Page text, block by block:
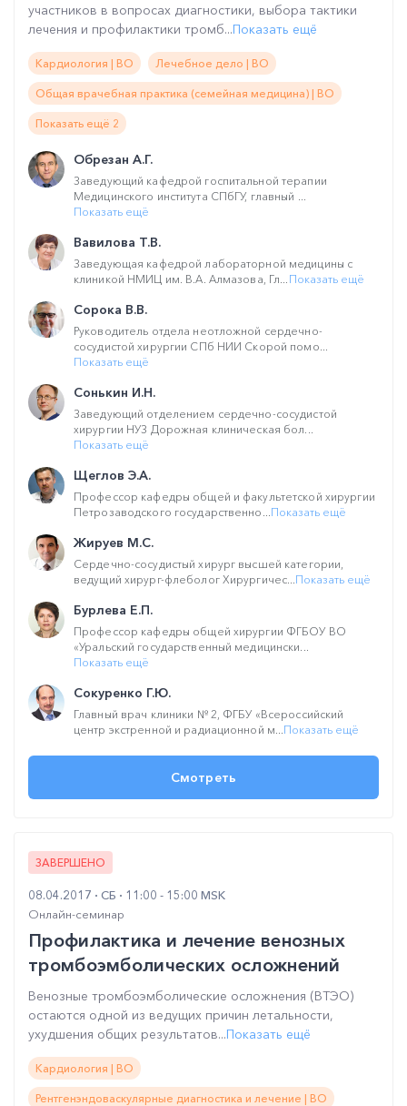
участников в вопросах диагностики, выбора тактики
лечения и профилактики тромб...Показать ещё
Кардиология | ВО Лечебное дело | ВО
Общая врачебная практика (семейная медицина) | ВО
Показать ещё 2
Обрезан А.Г.
Заведующий кафедрой госпитальной терапии
Медицинского института СПбГУ, главный ...
Показать ещё
Вавилова Т.В.
Заведующая кафедрой лабораторной медицины с
клиникой НМИЦ им. В.А. Алмазова, Гл... Показать ещё
Сорока В.В.
Руководитель отдела неотложной сердечно-
сосудистой хирургии СПб НИИ Скорой помо...
Показать ещё
Сонькин И.Н.
Заведующий отделением сердечно-сосудистой
хирургии НУЗ Дорожная клиническая бол...
Показать ещё
Щеглов Э.А.
Профессор кафедры общей и факультетской хирургии
Петрозаводского государственно...Показать ещё
Жируев М.С.
Сердечно-сосудистый хирург высшей категории,
ведущий хирург-флеболог Хирургичес...Показать ещё
Бурлева Е.П.
Профессор кафедры общей хирургии ФГБОУ ВО
«Уральский государственный медицински...
Показать ещё
Сокуренко Г.Ю.
Главный врач клиники № 2, ФГБУ «Всероссийский
центр экстренной и радиационной м...Показать ещё
Смотреть
ЗАВЕРШЕНО
08.04.2017 СБ
11:00 - 15:00 MSK
Онлайн-семинар
Профилактика и лечение венозных
тромбоэмболических осложнений
Венозные тромбоэмболические осложнения (ВТЭО)
остаются одной из ведущих причин летальности,
ухудшения общих результатов...Показать ещё
Кардиология | ВО
Рентгенэндоваскулярные диагностика и лечение | ВО